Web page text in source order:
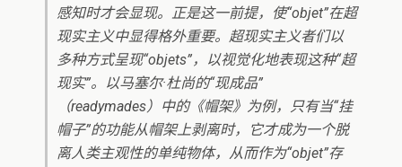
感知时才会显现。正是这一前提，使“objet”在超
现实主义中显得格外重要。超现实主义者们以
多种方式呈现“objets”，以视觉化地表现这种“超
现实”。以马塞尔·杜尚的“现成品”
（readymades）中的《帽架》为例，只有当“挂
帽子”的功能从帽架上剥离时，它才成为一个脱
离人类主观性的单纯物体，从而作为“objet”存